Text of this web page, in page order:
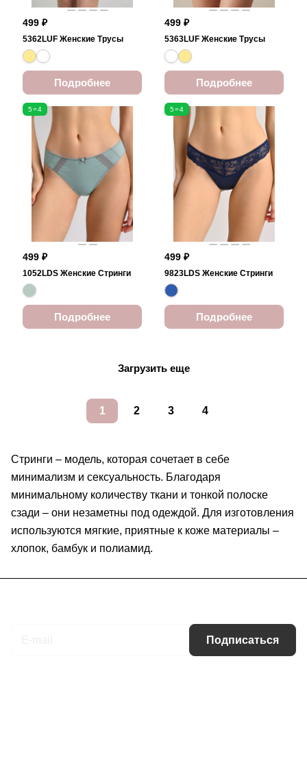
499 ₽
5362LUF Женские Трусы
Подробнее
499 ₽
5363LUF Женские Трусы
Подробнее
5=4
499 ₽
1052LDS Женские Стринги
Подробнее
5=4
499 ₽
9823LDS Женские Стринги
Подробнее
Загрузить еще
1 2 3 4
Стринги – модель, которая сочетает в себе
минимализм и сексуальность. Благодаря
минимальному количеству ткани и тонкой полоске
сзади – они незаметны под одеждой. Для изготовления
используются мягкие, приятные к коже материалы –
хлопок, бамбук и полиамид.
Подписаться